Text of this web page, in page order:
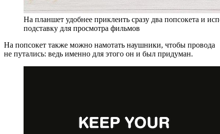
На планшет удобнее приклеить сразу два попсокета и
подставку для просмотра фильмов
На попсокет также можно намотать наушники, чтобы провода
не путались: ведь именно для этого он и был придуман.